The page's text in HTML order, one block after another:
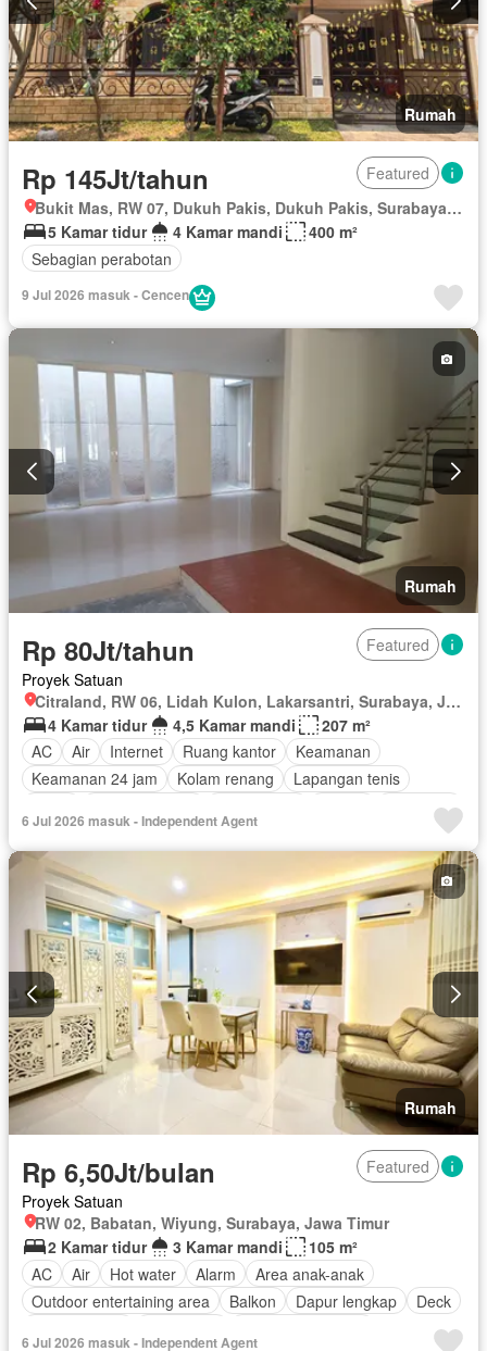
Rumah
Rp 145Jt/tahun
Featured
Bukit Mas, RW 07, Dukuh Pakis, Dukuh Pakis, Surabaya, Jawa Timur
5 Kamar tidur
4 Kamar mandi
400 m²
Sebagian perabotan
9 Jul 2026 masuk - Cencen
Rumah
Rp 80Jt/tahun
Featured
Proyek Satuan
Citraland, RW 06, Lidah Kulon, Lakarsantri, Surabaya, Jawa Timur
4 Kamar tidur
4,5 Kamar mandi
207 m²
AC
Air Internet Ruang kantor
Keamanan
Keamanan 24 jam
Kolam renang
Lapangan tenis
Tangki air
Garasi
Teras Wifi Sebagian perabotan
6 Jul 2026 masuk - Independent Agent
Rumah
Rp 6,50Jt/bulan
Featured
Proyek Satuan
RW 02, Babatan, Wiyung, Surabaya, Jawa Timur
2 Kamar tidur
3 Kamar mandi
105 m²
AC
Air Hot water Alarm
Area anak-anak
Outdoor entertaining area
Balkon Dapur lengkap
Deck
6 Jul 2026 masuk - Independent Agent